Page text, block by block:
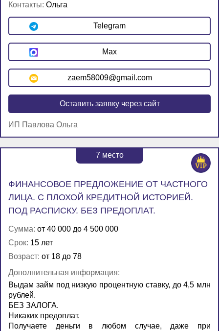
Контакты: Ольга
Telegram
Max
zaem58009@gmail.com
Оставить заявку через сайт
ИП Павлова Ольга
7 место
ФИНАНСОВОЕ ПРЕДЛОЖЕНИЕ ОТ ЧАСТНОГО
ЛИЦА. С ПЛОХОЙ КРЕДИТНОЙ ИСТОРИЕЙ.
ПОД РАСПИСКУ. БЕЗ ПРЕДОПЛАТ.
Сумма: от 40 000 до 4 500 000
Срок: 15 лет
Возраст: от 18 до 78
Дополнительная информация:
Выдам займ под низкую процентную ставку, до 4,5 млн
рублей.
БЕЗ ЗАЛОГА.
Никаких предоплат.
Получаете деньги в любом случае, даже при